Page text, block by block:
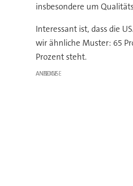
insbesondere um
Interessant ist, dass die
wir ähnliche Muster: 65
Prozent steht.
ANZEIGE